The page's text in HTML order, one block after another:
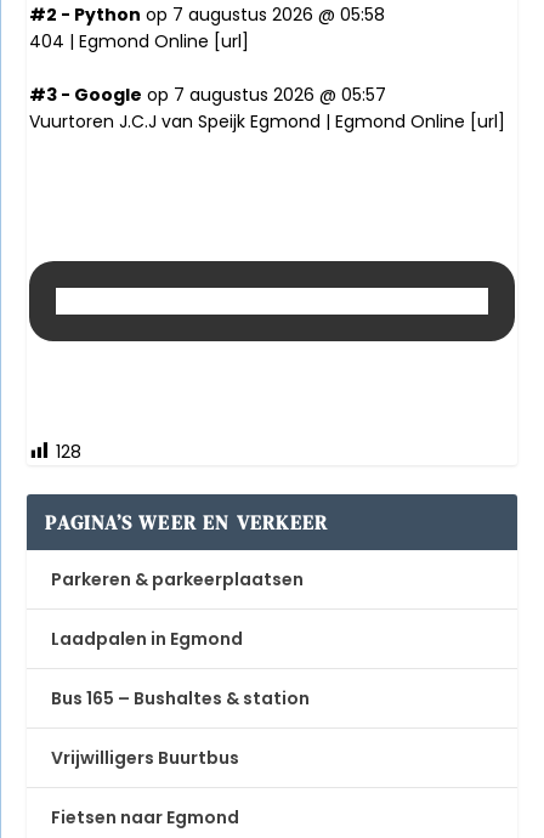
#2 - Python op 7 augustus 2026 @ 05:58
404 | Egmond Online [url]
#3 - Google op 7 augustus 2026 @ 05:57
Vuurtoren J.C.J van Speijk Egmond | Egmond Online [url]
128
PAGINA’S WEER EN VERKEER
Parkeren & parkeerplaatsen
Laadpalen in Egmond
Bus 165 – Bushaltes & station
Vrijwilligers Buurtbus
Fietsen naar Egmond